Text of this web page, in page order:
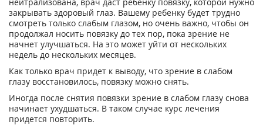
закрывать здоровый глаз. Вашему ребенку будет трудно
смотреть только слабым глазом, но очень важно, чтобы он
продолжал носить повязку до тех пор, пока зрение не
начнет улучшаться. На это может уйти от нескольких
недель до нескольких месяцев.
Как только врач придет к выводу, что зрение в слабом
глазу восстановилось, повязку можно снять.
Иногда после снятия повязки зрение в слабом глазу снова
начинает ухудшаться. В таком случае курс лечения
придется повторить.